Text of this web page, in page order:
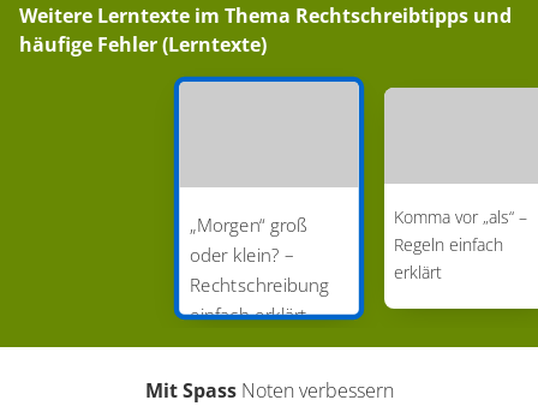
Weitere Lerntexte im Thema Rechtschreibtipps und
häufige Fehler (Lerntexte)
„Morgen“ groß
oder klein? –
Rechtschreibung
einfach erklärt
Komma vor „als“ –
Regeln einfach
erklärt
Mit SpassNoten verbessern